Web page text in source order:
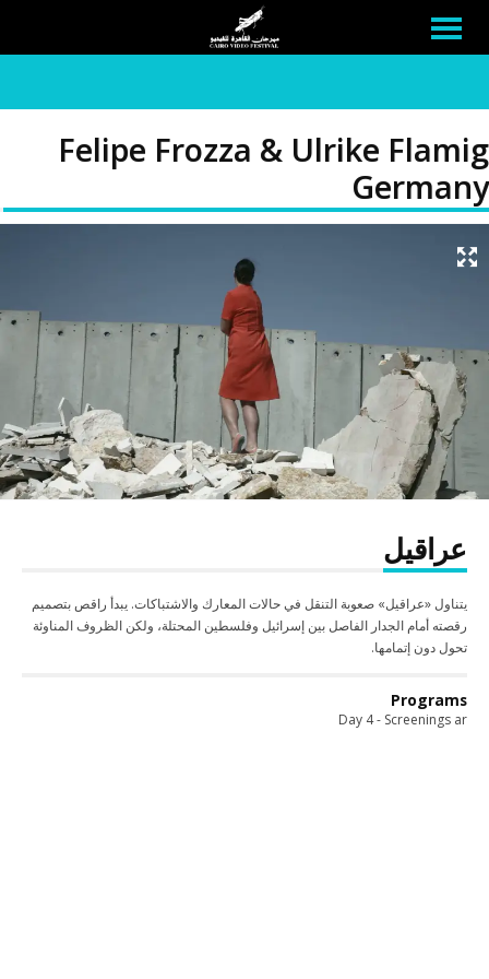
Felipe Frozza & Ulrike Flamig
Germany
عراقيل
يتناول «عراقيل» صعوبة التنقل في حالات المعارك والاشتباكات. يبدأ راقص بتصميم
رقصته أمام الجدار الفاصل بين إسرائيل وفلسطين المحتلة، ولكن الظروف المناوئة
تحول دون إتمامها.
Programs
Day 4 - Screenings ar